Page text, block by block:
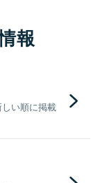
報
い順に掲載